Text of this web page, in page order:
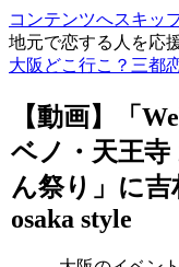
コンテンツへスキッ
地元で恋する人を応
大阪どこ行こ？三都
【動画】「
ベノ・天王寺
ん祭り」に吉
osaka style